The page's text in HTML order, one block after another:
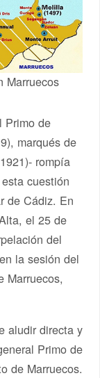
Marruecos
Primo de
marqués de
rompía
cuestión
de Cádiz. En
el 25 de
del
la sesión del
Marruecos,
aludir directa y
Primo de
de Marruecos.